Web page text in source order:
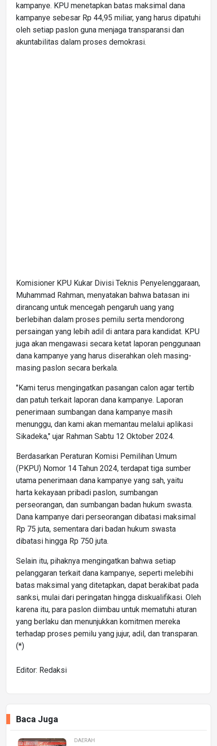
kampanye. KPU menetapkan batas maksimal dana
kampanye sebesar Rp 44,95 miliar, yang harus dipatuhi
oleh setiap paslon guna menjaga transparansi dan
akuntabilitas dalam proses demokrasi.
Komisioner KPU Kukar Divisi Teknis Penyelenggaraan,
Muhammad Rahman, menyatakan bahwa batasan ini
dirancang untuk mencegah pengaruh uang yang
berlebihan dalam proses pemilu serta mendorong
persaingan yang lebih adil di antara para kandidat. KPU
juga akan mengawasi secara ketat laporan penggunaan
dana kampanye yang harus diserahkan oleh masing-
masing paslon secara berkala.
"Kami terus mengingatkan pasangan calon agar tertib
dan patuh terkait laporan dana kampanye. Laporan
penerimaan sumbangan dana kampanye masih
menunggu, dan kami akan memantau melalui aplikasi
Sikadeka," ujar Rahman Sabtu 12 Oktober 2024.
Berdasarkan Peraturan Komisi Pemilihan Umum
(PKPU) Nomor 14 Tahun 2024, terdapat tiga sumber
utama penerimaan dana kampanye yang sah, yaitu
harta kekayaan pribadi paslon, sumbangan
perseorangan, dan sumbangan badan hukum swasta.
Dana kampanye dari perseorangan dibatasi maksimal
Rp 75 juta, sementara dari badan hukum swasta
dibatasi hingga Rp 750 juta.
Selain itu, pihaknya mengingatkan bahwa setiap
pelanggaran terkait dana kampanye, seperti melebihi
batas maksimal yang ditetapkan, dapat berakibat pada
sanksi, mulai dari peringatan hingga diskualifikasi. Oleh
karena itu, para paslon diimbau untuk mematuhi aturan
yang berlaku dan menunjukkan komitmen mereka
terhadap proses pemilu yang jujur, adil, dan transparan.
(*)
Editor: Redaksi
Baca Juga
DAERAH